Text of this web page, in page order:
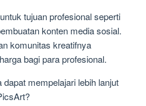
tujuan profesional seperti
konten media sosial.
komunitas kreatifnya
bagi para profesional.
dapat mempelajari lebih lanjut